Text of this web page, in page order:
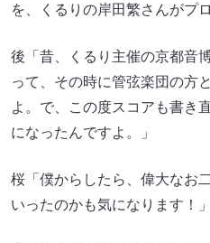
を、くるりの岸田繁さんがプ
後「昔、くるり主催の京都音
って、その時に管弦楽団の方
よ。で、この度スコアも書き
になったんですよ。」
桜「僕からしたら、偉大なお
いったのかも気になります！」